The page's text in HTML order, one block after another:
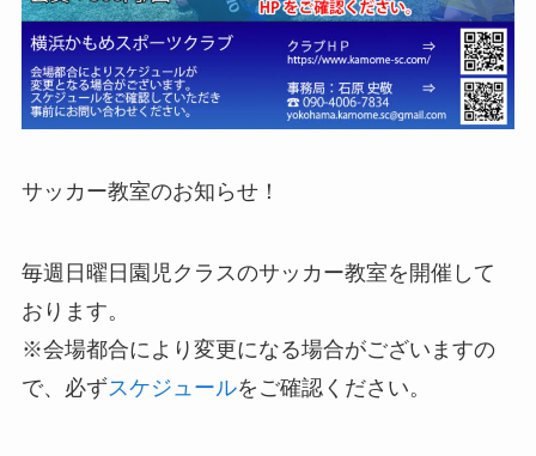
サッカー教室のお知らせ！
毎週日曜日園児クラスのサッカー教室を開催して
おります。
※会場都合により変更になる場合がございますの
で、必ずスケジュールをご確認ください。